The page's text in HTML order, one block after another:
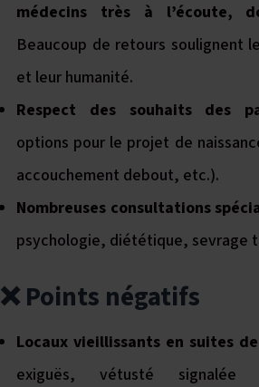
médecins très à l’écoute,
Beaucoup de retours soulignent
et leur humanité.
Respect des souhaits des
options pour le projet de
accouchement debout, etc.).
Nombreuses consultations
psychologie, diététique, sevrage
❌ Points négatifs
Locaux vieillissants en suites
exiguës, vétusté signalée